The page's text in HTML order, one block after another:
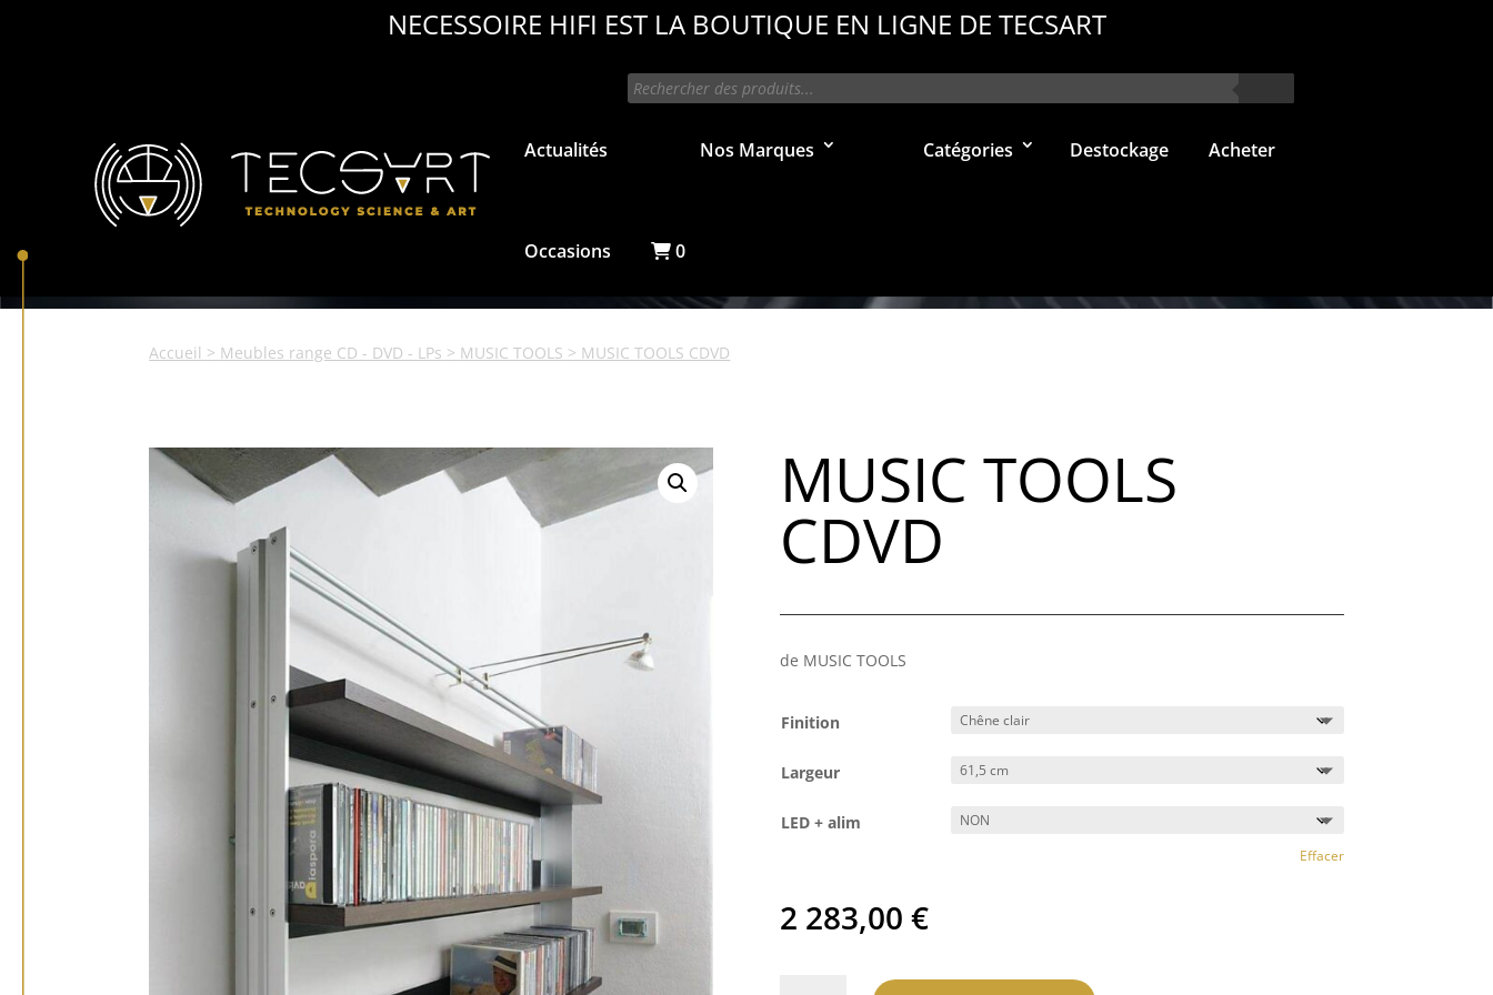
NECESSOIRE HIFI EST LA BOUTIQUE EN LIGNE DE TECSART
Recherche
de
produits
Actualités Nos Marques Catégories Destockage Acheter
Occasions 0
Accueil > Meubles range CD - DVD - LPs > MUSIC TOOLS > MUSIC TOOLS CDVD
MUSIC TOOLS
CDVD
de MUSIC TOOLS
Finition
Largeur
LED + alim
Effacer
2 283,00 €